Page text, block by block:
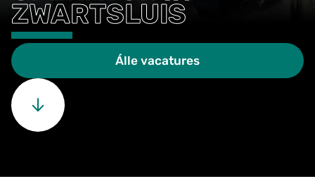
ZWARTSLUIS
Álle vacatures